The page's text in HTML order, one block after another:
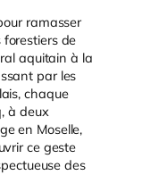
ramasser
de
aquitain à la
par les
chaque
à deux
en Moselle,
ce geste
des